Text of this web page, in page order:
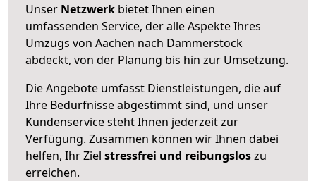
Unser Netzwerk bietet Ihnen einen
umfassenden Service, der alle Aspekte Ihres
Umzugs von Aachen nach Dammerstock
abdeckt, von der Planung bis hin zur Umsetzung.
Die Angebote umfasst Dienstleistungen, die auf
Ihre Bedürfnisse abgestimmt sind, und unser
Kundenservice steht Ihnen jederzeit zur
Verfügung. Zusammen können wir Ihnen dabei
helfen, Ihr Ziel stressfrei und reibungsloszu
erreichen.